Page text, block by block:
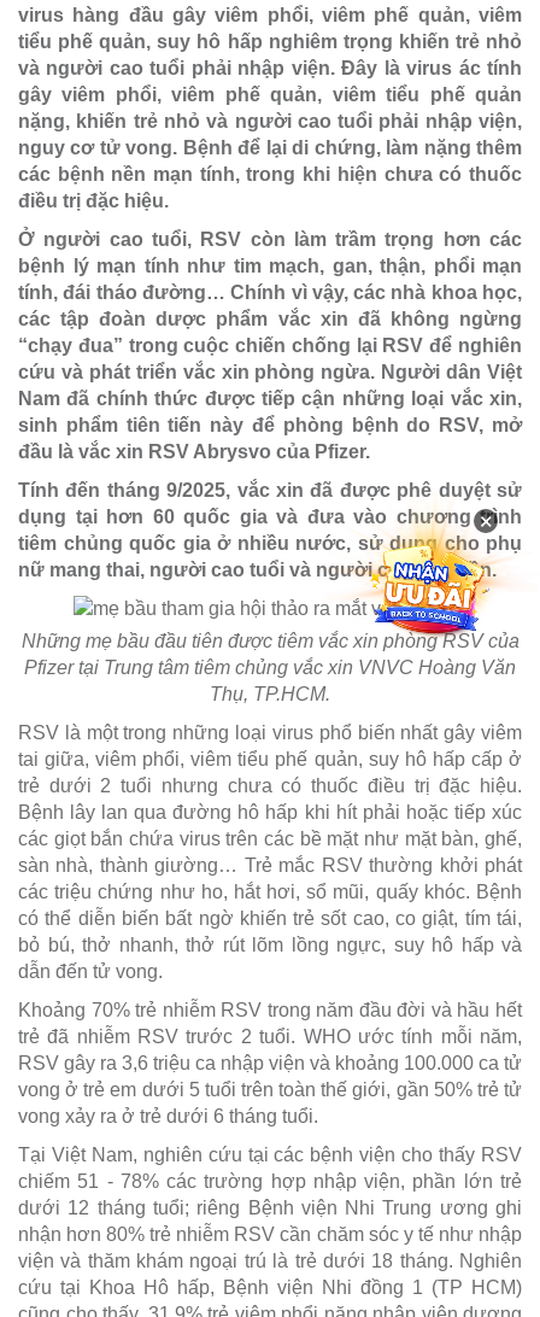
virus hàng đầu gây viêm phổi, viêm phế quản, viêm
tiểu phế quản, suy hô hấp nghiêm trọng khiến trẻ nhỏ
và người cao tuổi phải nhập viện. Đây là virus ác tính
gây viêm phổi, viêm phế quản, viêm tiểu phế quản
nặng, khiến trẻ nhỏ và người cao tuổi phải nhập viện,
nguy cơ tử vong. Bệnh để lại di chứng, làm nặng thêm
các bệnh nền mạn tính, trong khi hiện chưa có thuốc
điều trị đặc hiệu.
Ở người cao tuổi, RSV còn làm trầm trọng hơn các
bệnh lý mạn tính như tim mạch, gan, thận, phổi mạn
tính, đái tháo đường… Chính vì vậy, các nhà khoa học,
các tập đoàn dược phẩm vắc xin đã không ngừng
“chạy đua” trong cuộc chiến chống lại RSV để nghiên
cứu và phát triển vắc xin phòng ngừa. Người dân Việt
Nam đã chính thức được tiếp cận những loại vắc xin,
sinh phẩm tiên tiến này để phòng bệnh do RSV, mở
đầu là vắc xin RSV Abrysvo của Pfizer.
Tính đến tháng 9/2025, vắc xin đã được phê duyệt sử
dụng tại hơn 60 quốc gia và đưa vào chương trình
tiêm chủng quốc gia ở nhiều nước, sử dụng cho phụ
nữ mang thai, người cao tuổi và người có bệnh nền.
Những mẹ bầu đầu tiên được tiêm vắc xin phòng RSV của
Pfizer tại Trung tâm tiêm chủng vắc xin VNVC Hoàng Văn
Thụ, TP.HCM.
RSV là một trong những loại virus phổ biến nhất gây viêm
tai giữa, viêm phổi, viêm tiểu phế quản, suy hô hấp cấp ở
trẻ dưới 2 tuổi nhưng chưa có thuốc điều trị đặc hiệu.
Bệnh lây lan qua đường hô hấp khi hít phải hoặc tiếp xúc
các giọt bắn chứa virus trên các bề mặt như mặt bàn, ghế,
sàn nhà, thành giường… Trẻ mắc RSV thường khởi phát
các triệu chứng như ho, hắt hơi, sổ mũi, quấy khóc. Bệnh
có thể diễn biến bất ngờ khiến trẻ sốt cao, co giật, tím tái,
bỏ bú, thở nhanh, thở rút lõm lồng ngực, suy hô hấp và
dẫn đến tử vong.
Khoảng 70% trẻ nhiễm RSV trong năm đầu đời và hầu hết
trẻ đã nhiễm RSV trước 2 tuổi. WHO ước tính mỗi năm,
RSV gây ra 3,6 triệu ca nhập viện và khoảng 100.000 ca tử
vong ở trẻ em dưới 5 tuổi trên toàn thế giới, gần 50% trẻ tử
vong xảy ra ở trẻ dưới 6 tháng tuổi.
Tại Việt Nam, nghiên cứu tại các bệnh viện cho thấy RSV
chiếm 51 - 78% các trường hợp nhập viện, phần lớn trẻ
dưới 12 tháng tuổi; riêng Bệnh viện Nhi Trung ương ghi
nhận hơn 80% trẻ nhiễm RSV cần chăm sóc y tế như nhập
viện và thăm khám ngoại trú là trẻ dưới 18 tháng. Nghiên
cứu tại Khoa Hô hấp, Bệnh viện Nhi đồng 1 (TP HCM)
×